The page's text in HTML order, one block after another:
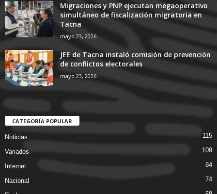
Migraciones y PNP ejecutan megaoperativo
simultáneo de fiscalización migratoria en
Tacna
mayo 23, 2026
JEE de Tacna instaló comisión de prevención
de conflictos electorales
mayo 23, 2026
CATEGORÍA POPULAR
Noticias 115
Variados 109
Internet 84
Nacional 74